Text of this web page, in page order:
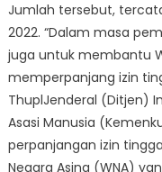
Jumlah tersebut,
2022. “Dalam masa
juga untuk membantu
memperpanjang izin
ThuplJenderal (Ditjen)
Asasi Manusia
perpanjangan izin
Negara Asing (WNA)